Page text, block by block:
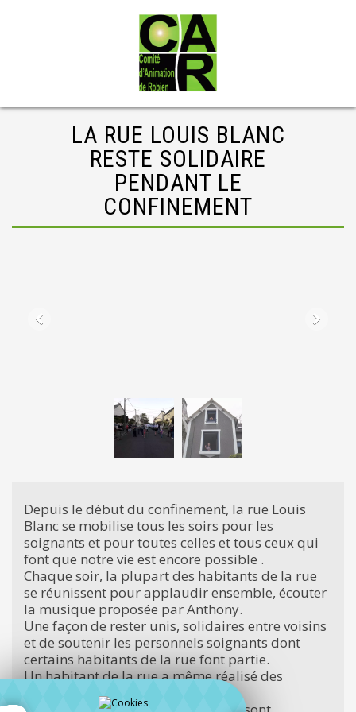
LA RUE LOUIS BLANC
RESTE SOLIDAIRE
PENDANT LE
CONFINEMENT
Depuis le début du confinement, la rue Louis
Blanc se mobilise tous les soirs pour les
soignants et pour toutes celles et tous ceux qui
font que notre vie est encore possible .
Chaque soir, la plupart des habitants de la rue
se réunissent pour applaudir ensemble, écouter
la musique proposée par Anthony.
Une façon de rester unis, solidaires entre voisins
et de soutenir les personnels soignants dont
certains habitants de la rue font partie.
Un habitant de la rue a même réalisé des
masques pour toute la rue..